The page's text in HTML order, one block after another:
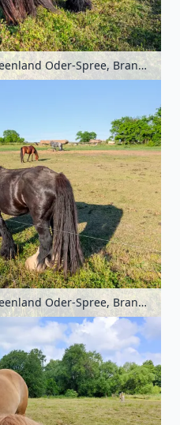
Pferdekoppel bei Werder, Seenland Oder-Spree, Brandenburg, Deutschland
Pferdekoppel bei Werder, Seenland Oder-Spree, Brandenburg, Deutschland